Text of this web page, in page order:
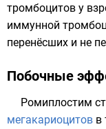
тромбоцитов у
иммунной
перенёсших и не
Побочные
Ромиплостим
мегакариоцитов в